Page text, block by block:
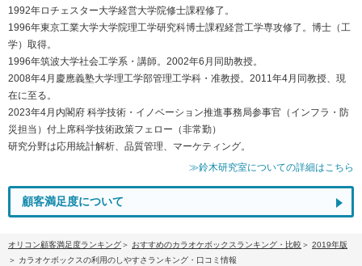
1992年ロチェスター大学経営大学院修士課程修了。
1996年東京工業大学大学院理工学研究科博士課程経営工学専攻修了。博士（工
学）取得。
1996年筑波大学社会工学系・講師。2002年6月同助教授。
2008年4月慶應義塾大学理工学部管理工学科・准教授。2011年4月同教授、現
在に至る。
2023年4月内閣府 科学技術・イノベーション推進事務局参事官（インフラ・防
災担当）付上席科学技術政策フェロー（非常勤）
研究分野は応用統計解析、品質管理、マーケティング。
≫鈴木研究室についての詳細はこちら
顧客満足度について
オリコン顧客満足度ランキング おすすめのカラオケボックスランキング・比較
2019年版
カラオケボックスの利用のしやすさランキング・口コミ情報